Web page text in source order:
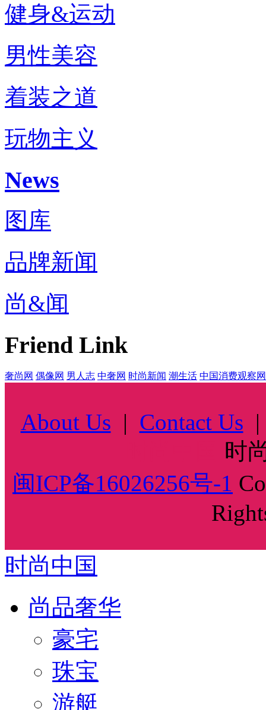
健身&运动
男性美容
着装之道
玩物主义
News
图库
品牌新闻
尚&闻
Friend Link
奢尚网 偶像网 男人志 中奢网 时尚新闻 潮生活 中国消费观察网
About Us | Contact Us
时
闽ICP备16026256号-1
时尚中国
尚品奢华
豪宅
珠宝
游艇